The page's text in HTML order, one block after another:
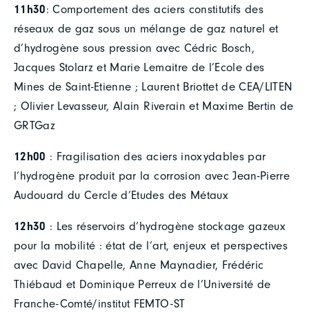
11h30: Comportement des aciers constitutifs des
réseaux de gaz sous un mélange de gaz naturel et
d’hydrogène sous pression avec Cédric Bosch,
Jacques Stolarz et Marie Lemaitre de l’Ecole des
Mines de Saint-Etienne ; Laurent Briottet de CEA/LITEN
; Olivier Levasseur, Alain Riverain et Maxime Bertin de
GRTGaz
12h00 : Fragilisation des aciers inoxydables par
l’hydrogène produit par la corrosion avec Jean-Pierre
Audouard du Cercle d’Etudes des Métaux
12h30 : Les réservoirs d’hydrogène stockage gazeux
pour la mobilité : état de l’art, enjeux et perspectives
avec David Chapelle, Anne Maynadier, Frédéric
Thiébaud et Dominique Perreux de l’Université de
Franche-Comté/institut FEMTO-ST